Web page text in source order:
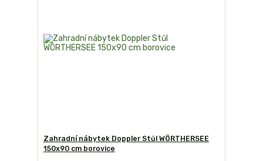
Zahradní nábytek Doppler Stůl WÖRTHERSEE
150x90 cm borovice